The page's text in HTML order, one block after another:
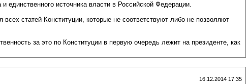
единственного источника власти в Российской Федерации.
статей Конституции, которые не соответствуют либо не позволяют
за это по Конституции в первую очередь лежит на президенте, как
16.12.2014 17:35